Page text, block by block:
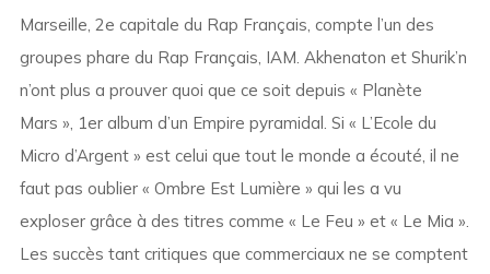
Marseille, 2e capitale du Rap Français, compte l’un des
groupes phare du Rap Français, IAM. Akhenaton et Shurik’n
n’ont plus a prouver quoi que ce soit depuis « Planète
Mars », 1er album d’un Empire pyramidal. Si « L’Ecole du
Micro d’Argent » est celui que tout le monde a écouté, il ne
faut pas oublier « Ombre Est Lumière » qui les a vu
exploser grâce à des titres comme « Le Feu » et « Le Mia ».
Les succès tant critiques que commerciaux ne se comptent